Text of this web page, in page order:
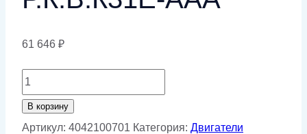
61 646 ₽
Количество
товара
Электродвигатель
В корзину
Артикул: 4042100701 Категория: Двигатели